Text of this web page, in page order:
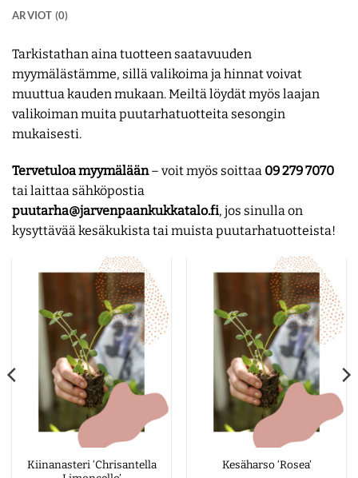
ARVIOT (0)
Tarkistathan aina tuotteen saatavuuden
myymälästämme, sillä valikoima ja hinnat voivat
muuttua kauden mukaan. Meiltä löydät myös laajan
valikoiman muita puutarhatuotteita sesongin
mukaisesti.
Tervetuloa myymälään– voit myös soittaa 09 279 7070
tai laittaa sähköpostia
puutarha@jarvenpaankukkatalo.fi, jos sinulla on
kysyttävää kesäkukista tai muista puutarhatuotteista!
Kiinanasteri ‘Chrisantella
Kesäharso ‘Rosea’